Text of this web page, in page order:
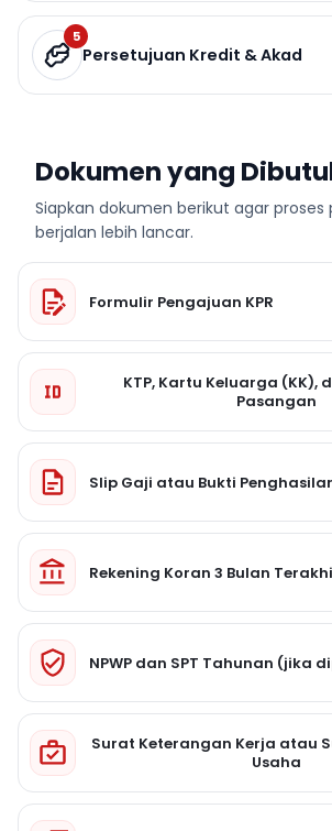
5
Persetujuan Kredit & Akad
Dokumen yang
Siapkan dokumen berikut agar proses
berjalan lebih lancar.
Formulir Pengajuan KPR
KTP, Kartu Keluarga (KK),
Pasangan
Slip Gaji atau Bukti
Rekening Koran 3 Bulan
NPWP dan SPT Tahunan (jika
Surat Keterangan Kerja atau
Usaha